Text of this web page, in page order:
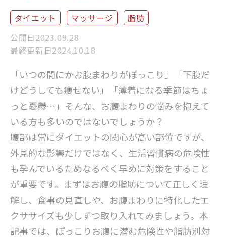
ダイエット マッサージ
脂肪
公開日2023.09.28
最終更新日2024.10.18
「いつの間にかお腹まわりがぽっこり」「下腹だ
けどうしても痩せない」「薄着になる季節はちょ
っと憂鬱…」そんな、お腹まわりの悩みを抱えて
いる方も多いのではないでしょうか？
腹部は常にダイエットの関心が高い部位ですが、
外見的な影響だけではなく、生活習慣病の危険性
も孕んでいるためなるべく早めに対策をすること
が重要です。まずはお腹の脂肪について正しく理
解し、食事の見直しや、お腹まわりに特化したエ
クササイズも少しずつ取り入れてみましょう。本
記事では、ぽっこりお腹に潜む危険性や脂肪別対